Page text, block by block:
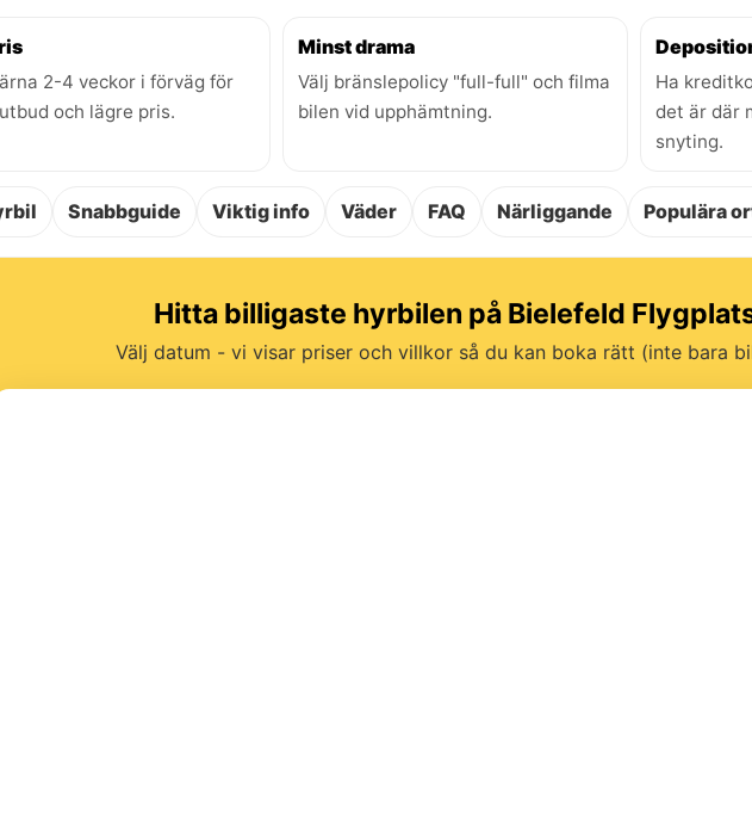
2-4 veckor i förväg för
och lägre pris.
Minst drama
Välj bränslepolicy "full-full" och filma
bilen vid upphämtning.
Ha
det är där
snyting.
Snabbguide Viktig info Väder FAQ Närliggande Populära
Hitta billigaste hyrbilen på Bielefeld
Välj datum - vi visar priser och villkor så du kan boka rätt (inte bara